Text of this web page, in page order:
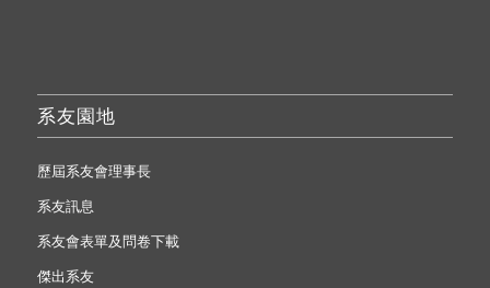
系友園地
歷屆系友會理事長
系友訊息
系友會表單及問卷下載
傑出系友